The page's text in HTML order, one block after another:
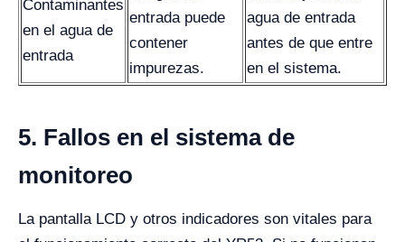
Contaminantes
en el agua de
entrada
entrada puede
contener
impurezas.
agua de entrada
antes de que entre
en el sistema.
5. Fallos en el sistema de
monitoreo
La pantalla LCD y otros indicadores son vitales para